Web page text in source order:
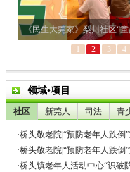
领域•项目
社区 新莞人 司法 青
·桥头敬老院|“预防老年人跌倒
·桥头敬老院|“预防老年人跌倒
·桥头镇老年人活动中心“识破